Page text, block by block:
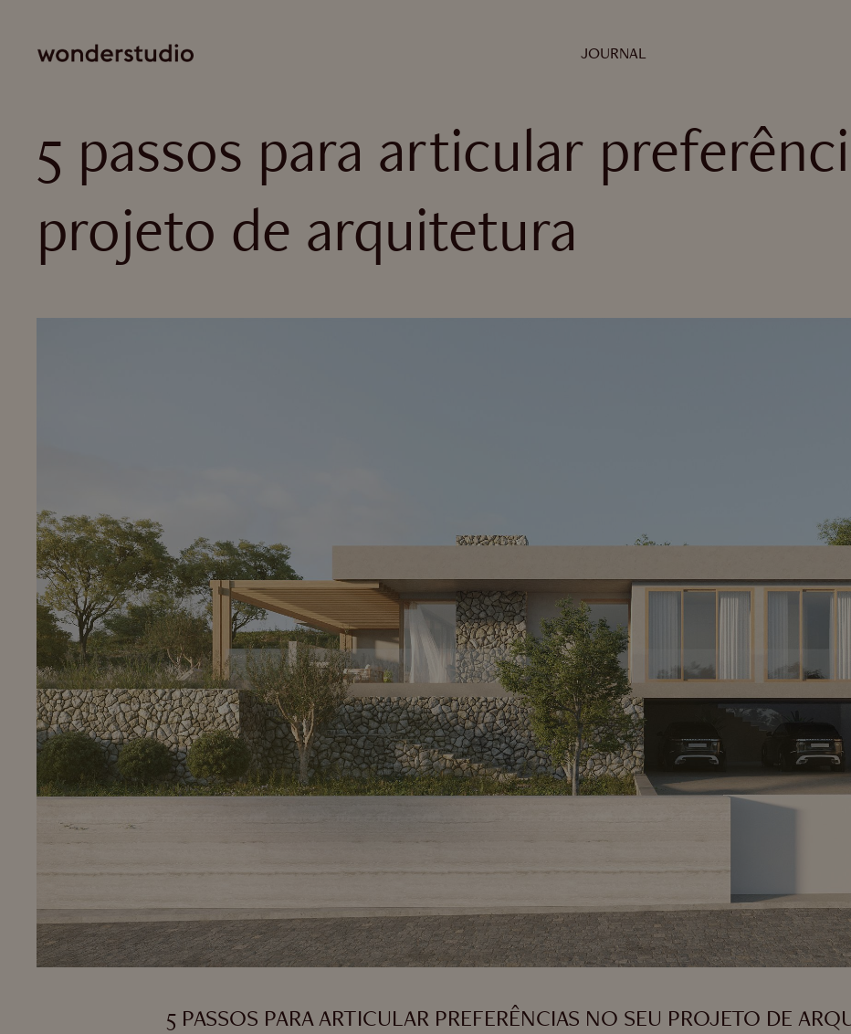
JOURNAL
5 passos para articular
projeto de arquitetura
5 PASSOS PARA ARTICULAR PREFERÊNCIAS NO SEU PROJETO DE